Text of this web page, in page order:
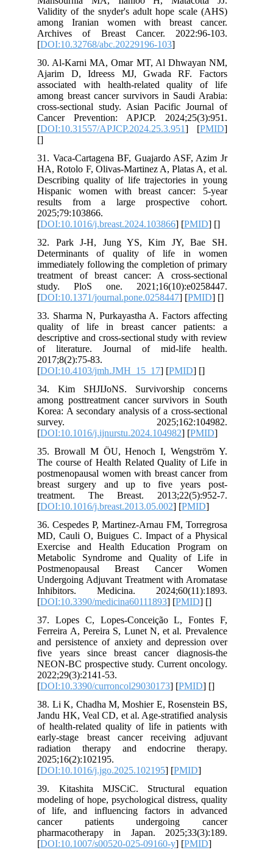
Validity of the snyder's adult hope scale (AHS)
among Iranian women with breast cancer.
Archives of Breast Cancer. 2022:96-103.
[DOI:10.32768/abc.20229196-103
30. Al-Karni MA, Omar MT, Al Dhwayan NM,
Ajarim D, Idreess MJ, Gwada RF. Factors
associated with health-related quality of life
among breast cancer survivors in Saudi Arabia:
cross-sectional study. Asian Pacific Journal of
Cancer Prevention: APJCP. 2024;25(3):951.
[DOI:10.31557/APJCP.2024.25.3.951 ] [PMID
31. Vaca-Cartagena BF, Guajardo ASF, Azim Jr
HA, Rotolo F, Olivas-Martinez A, Platas A, et al.
Describing quality of life trajectories in young
Hispanic women with breast cancer: 5-year
results from a large prospective cohort.
2025;79:103866.
[DOI:10.1016/j.breast.2024.103866] [PMID] [
32. Park J-H, Jung YS, Kim JY, Bae SH.
Determinants of quality of life in women
immediately following the completion of primary
treatment of breast cancer: A cross-sectional
study. PloS one. 2021;16(10):e0258447.
[DOI:10.1371/journal.pone.0258447] [PMID] [
33. Sharma N, Purkayastha A. Factors affecting
quality of life in breast cancer patients: a
descriptive and cross-sectional study with review
of literature. Journal of mid-life health.
2017;8(2):75-83.
[DOI:10.4103/jmh.JMH_15_17] [PMID] [
34. Kim SHJIJoNS. Survivorship concerns
among posttreatment cancer survivors in South
Korea: A secondary analysis of a cross-sectional
survey. 2025;162:104982.
[DOI:10.1016/j.ijnurstu.2024.104982] [PMID
35. Browall M ÖU, Henoch I, Wengström Y.
The course of Health Related Quality of Life in
postmenopausal women with breast cancer from
breast surgery and up to five years post-
treatment. The Breast. 2013;22(5):952-7.
[DOI:10.1016/j.breast.2013.05.002] [PMID
36. Cespedes P, Martinez-Arnau FM, Torregrosa
MD, Cauli O, Buigues C. Impact of a Physical
Exercise and Health Education Program on
Metabolic Syndrome and Quality of Life in
Postmenopausal Breast Cancer Women
Undergoing Adjuvant Treatment with Aromatase
Inhibitors. Medicina. 2024;60(11):1893.
[DOI:10.3390/medicina60111893] [PMID] [
37. Lopes C, Lopes-Conceição L, Fontes F,
Ferreira A, Pereira S, Lunet N, et al. Prevalence
and persistence of anxiety and depression over
five years since breast cancer diagnosis-the
NEON-BC prospective study. Current oncology.
2022;29(3):2141-53.
[DOI:10.3390/curroncol29030173] [PMID] [
38. Li K, Chadha M, Moshier E, Rosenstein BS,
Jandu HK, Veal CD, et al. Age-stratified analysis
of health-related quality of life in patients with
early-stage breast cancer receiving adjuvant
radiation therapy and endocrine therapy.
2025;16(2):102195.
[DOI:10.1016/j.jgo.2025.102195] [PMID
39. Kitashita MJSCiC. Structural equation
modeling of hope, psychological distress, quality
of life, and influencing factors in advanced
cancer patients undergoing cancer
pharmacotherapy in Japan. 2025;33(3):189.
[DOI:10.1007/s00520-025-09160-y] [PMID